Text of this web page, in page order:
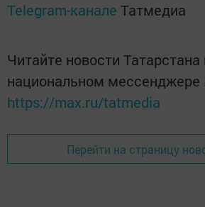
Telegram-канале Татмедиа
Читайте новости Татарстана
национальном мессенджере
https://max.ru/tatmedia
Перейти на страницу